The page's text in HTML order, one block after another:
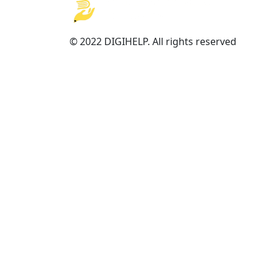
© 2022 DIGIHELP. All rights reserved